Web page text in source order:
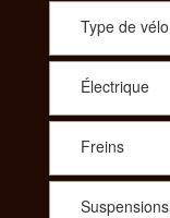
Type de vélo
Électrique
Freins
Suspensions